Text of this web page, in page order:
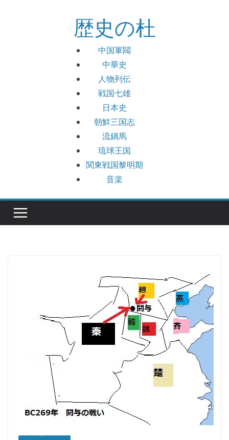
歴史の杜
中国軍閥
中華史
人物列伝
戦国七雄
日本史
朝鮮三国志
流鏑馬
琉球王国
関東戦国黎明期
音楽